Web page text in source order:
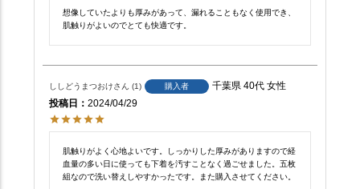
想像していたよりも厚みがあって、漏れることもなく使用でき、
肌触りがよいのでとても快適です。
ししどうまつおけ 1 購入者 千葉県 40代 女性
投稿日
2024/04/29
肌触りがよく心地よいです。しっかりした厚みがありますので経
血量の多い日に使っても下着を汚すことなく過ごせました。五枚
組なので洗い替えしやすかったです。また購入させてください。